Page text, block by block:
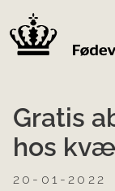
Gratis
hos
20-01-2022